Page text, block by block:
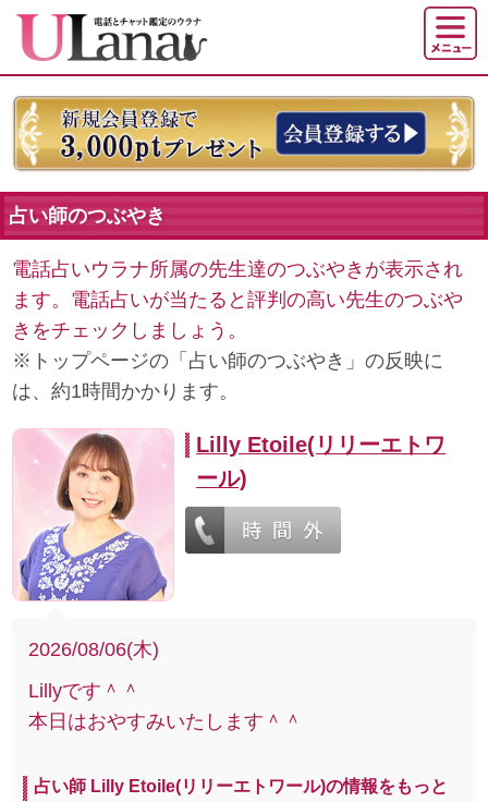
占い師のつぶやき
電話占いウラナ所属の先生達のつぶやきが表示され
ます。電話占いが当たると評判の高い先生のつぶや
きをチェックしましょう。
※トップページの「占い師のつぶやき」の反映に
は、約1時間かかります。
Lilly Etoile(リリーエトワ
ール)
2026/08/06(木)
Lillyです＾＾
本日はおやすみいたします＾＾
占い師 Lilly Etoile(リリーエトワール)の情報をもっと